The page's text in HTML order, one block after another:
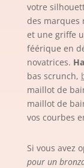
votre
des marques
et une griffe
féérique en
novatrices.
bas scrunch,
maillot de
maillot de
vos courbes
Si vous avez
pour un